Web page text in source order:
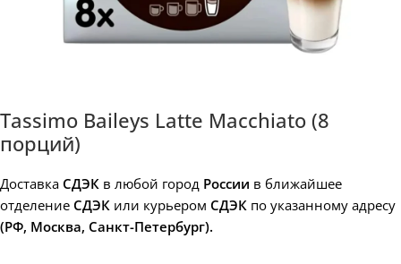
Tassimo Baileys Latte Macchiato (8
порций)
Доставка СДЭК в любой город России в ближайшее
отделение СДЭК или курьером СДЭК по указанному адресу
(РФ, Москва, Санкт-Петербург).